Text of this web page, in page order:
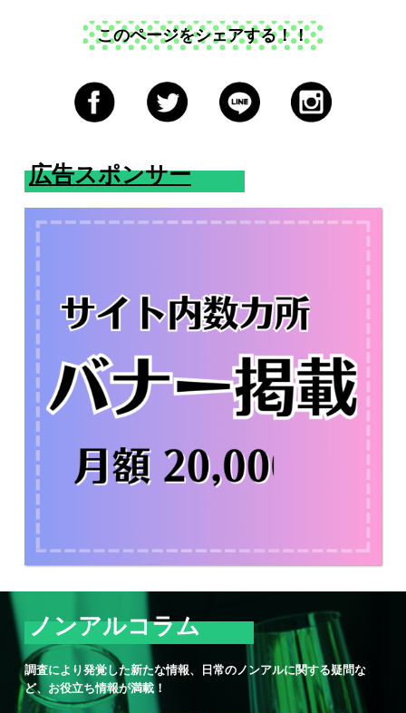
このページをシェアする！！
広告スポンサー
ノンアルコラム
調査により発覚した新たな情報、日常のノンアルに関する疑問な
ど、お役立ち情報が満載！